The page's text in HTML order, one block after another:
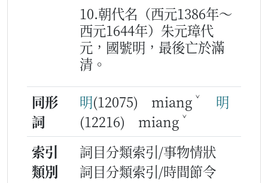
10.朝代名（西元1386年～
西元1644年）朱元璋代
元，國號明，最後亡於滿
清。
同形
詞
明(12075) miang ˇ
明
(12216) miang ˇ
索引
類別
詞目分類索引/事物情狀
詞目分類索引/時間節令